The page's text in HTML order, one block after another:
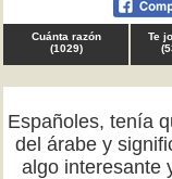
Cuánta razón
(1029)
Te
(
Españoles, tenía
del árabe y
algo interesante